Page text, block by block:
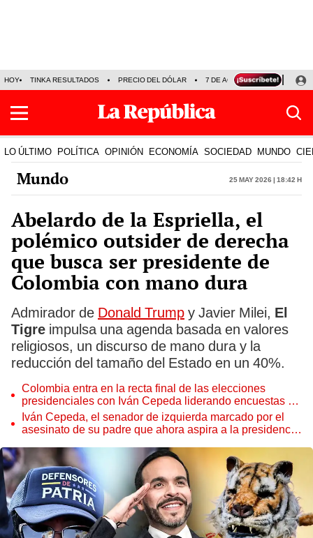
HOY TINKA RESULTADOS PRECIO DEL DÓLAR 7 DE AGOSTO OLLANTA
LO ÚLTIMO POLÍTICA OPINIÓN ECONOMÍA SOCIEDAD MUNDO
Mundo 25 May 2026 | 18:42 h
Abelardo de la Espriella, el
polémico outsider de derecha
que busca ser presidente de
Colombia con mano dura
Admirador de Donald Trump y Javier Milei, El
Tigre impulsa una agenda basada en valores
religiosos, un discurso de mano dura y la
reducción del tamaño del Estado en un 40%.
Colombia entra en la recta final de las elecciones
presidenciales con Iván Cepeda liderando encuestas y
mítines decisivos
Iván Cepeda, el senador de izquierda marcado por el
asesinato de su padre que ahora aspira a la presidencia